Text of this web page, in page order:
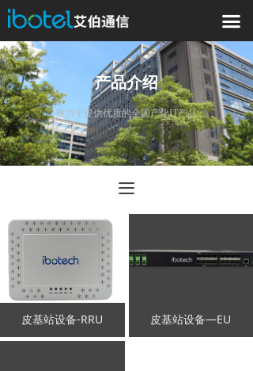
끀
끀
皮基站设备-RRU 皮基站设备—EU
产品介绍
致力于提供优质的全国产化IT产品